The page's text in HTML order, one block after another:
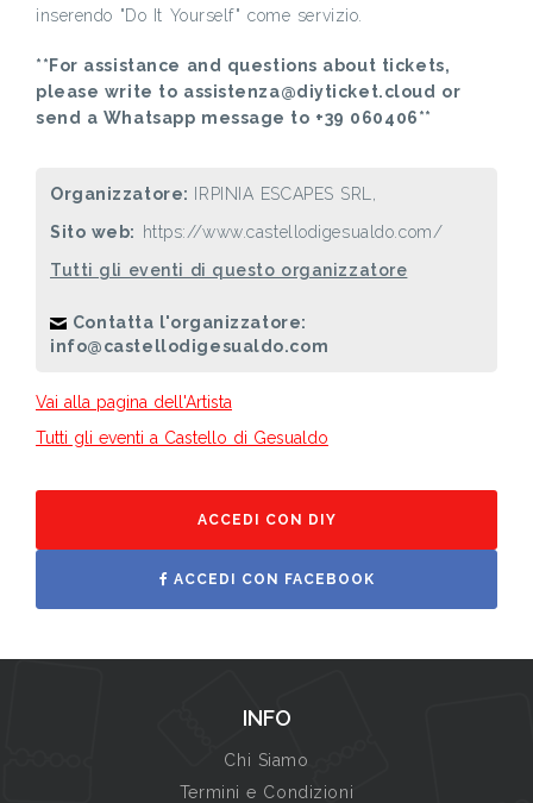
inserendo "Do It Yourself" come servizio.
**For assistance and questions about tickets,
please write to assistenza@diyticket.cloud or
send a Whatsapp message to +39 060406**
Organizzatore:
IRPINIA ESCAPES SRL,
Sito web:
https://www.castellodigesualdo.com/
Tutti gli eventi di questo organizzatore
Contatta l'organizzatore:
info@castellodigesualdo.com
Vai alla pagina dell'Artista
Tutti gli eventi a Castello di Gesualdo
ACCEDI CON DIY
ACCEDI CON FACEBOOK
INFO
Chi Siamo
Termini e Condizioni